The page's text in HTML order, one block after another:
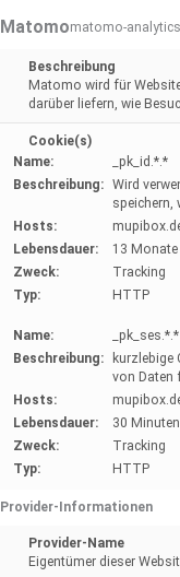
Matomomatomo-
Beschreibung
Matomo wird für
darüber liefern, wie
Cookie(s)
Name:
_pk_id.*.*
Beschreibung: Wird
speichern,
Hosts:
Lebensdauer:
13 Monate
Zweck:
Tracking
Typ:
HTTP
Name:
_pk_ses.*.*
Beschreibung:
kurzlebige
von Daten
Hosts:
Lebensdauer:
30 Minuten
Zweck:
Tracking
Typ:
HTTP
Provider-Informationen
Provider-Name
Eigentümer dieser